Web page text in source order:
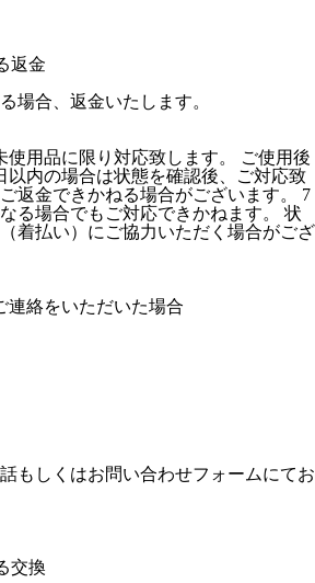
返金
場合、返金いたします。
使用品に限り対応致します。 ご使用後
以内の場合は状態を確認後、ご対応致
返金できかねる場合がございます。 7
る場合でもご対応できかねます。 状
着払い）にご協力いただく場合がござ
連絡をいただいた場合
もしくはお問い合わせフォームにてお
交換